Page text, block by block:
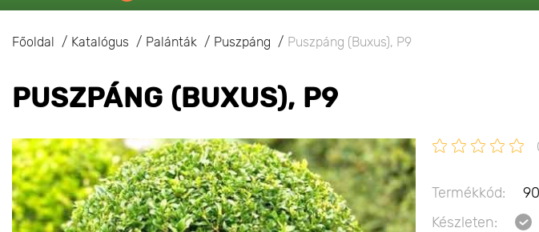
Főoldal Katalógus Palánták Puszpáng Puszpáng (Buxus), P9
PUSZPÁNG (BUXUS), P9
Termékkód:
Készleten: